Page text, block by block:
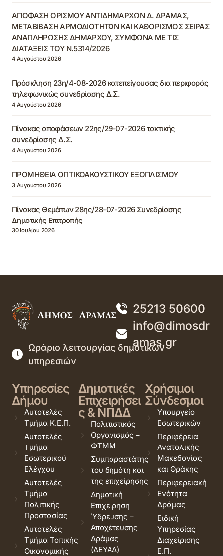
ΑΠΟΦΑΣΗ ΟΡΙΣΜΟΥ ΑΝΤΙΔΗΜΑΡΧΩΝ Δ. ΔΡΑΜΑΣ,
ΜΕΤΑΒΙΒΑΣΗ ΑΡΜΟΔΙΟΤΗΤΩΝ ΚΑΙ ΚΑΘΟΡΙΣΜΟΣ ΣΕΙΡΑΣ
ΑΝΑΠΛΗΡΩΣΗΣ ΔΗΜΑΡΧΟΥ, ΣΥΜΦΩΝΑ ΜΕ ΤΙΣ
ΔΙΑΤΑΞΕΙΣ ΤΟΥ Ν.5314/2026
4 Αυγούστου 2026
Πρόσκληση 23η/4-08-2026 κατεπείγουσας δια περιφοράς
τηλεφωνικώς συνεδρίασης Δ.Σ.
4 Αυγούστου 2026
Πίνακας αποφάσεων 22ης/29-07-2026 τακτικής
συνεδρίασης Δ.Σ.
4 Αυγούστου 2026
ΠΡΟΜΗΘΕΙΑ ΟΠΤΙΚΟΑΚΟΥΣΤΙΚΟΥ ΕΞΟΠΛΙΣΜΟΥ
3 Αυγούστου 2026
Πίνακας Θεμάτων 28ης/28-07-2026 Συνεδρίασης
Δημοτικής Επιτροπής
30 Ιουλίου 2026
25213 50600
info@dimosdr
amas.gr
Ωράριο λειτουργίας δημοτικών
υπηρεσιών
Υπηρεσίες
Δήμου
Αυτοτελές
Τμήμα Κ.Ε.Π.
Αυτοτελές
Τμήμα
Εσωτερικού
Ελέγχου
Αυτοτελές
Τμήμα
Πολιτικής
Προστασίας
Αυτοτελές
Τμήμα Τοπικής
Οικονομικής
Δημοτικές
Επιχειρήσει
ς & ΝΠΔΔ
Πολιτιστικός
Οργανισμός –
ΦΤΜΜ
Συμπαραστάτης
του δημότη και
της επιχείρησης
Δημοτική
Επιχείρηση
Ύδρευσης –
Αποχέτευσης
Δράμας
(ΔΕΥΑΔ)
Χρήσιμοι
Σύνδεσμοι
Υπουργείο
Εσωτερικών
Περιφέρεια
Ανατολικής
Μακεδονίας
και Θράκης
Περιφερειακή
Ενότητα
Δράμας
Ειδική
Υπηρεσίας
Διαχείρισης
Ε.Π.